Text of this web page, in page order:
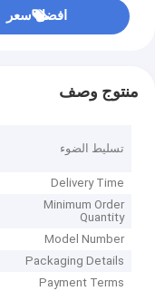
افضل سعر
منتوج وصف
تسليط الضوء
Delivery Time
Minimum Order
Quantity
Model Number
Packaging Details
Payment Terms